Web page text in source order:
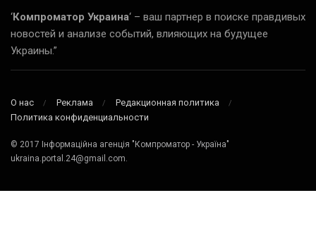
‘Компроматор Украина‘ – ваш партнер в поиске правдивых
новостей и анализе событий, влияющих на будущее
Украины.”
О нас Реклама
Редакционная политика
Политика конфиденциальности
© 2017 Інформаційна агенція "Компроматор - Україна"
ukraina.portal.24@gmail.com.